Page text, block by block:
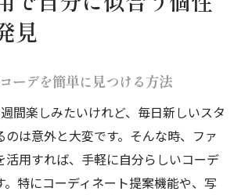
見
ーデを簡単に見つける方法
間楽しみたいけれど、毎日新しいスタ
のは意外と大変です。そんな時、ファ
活用すれば、手軽に自分らしいコーデ
。特にコーディネート提案機能や、写